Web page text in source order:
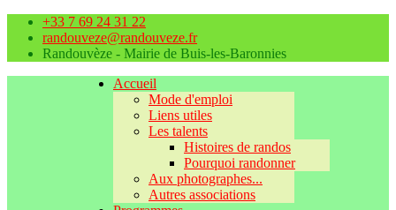
+33 7 69 24 31 22
randouveze@randouveze.fr
Randouvèze - Mairie de Buis-les-Baronnies
Accueil
Mode d'emploi
Liens utiles
Les talents
Histoires de randos
Pourquoi randonner
Aux photographes...
Autres associations